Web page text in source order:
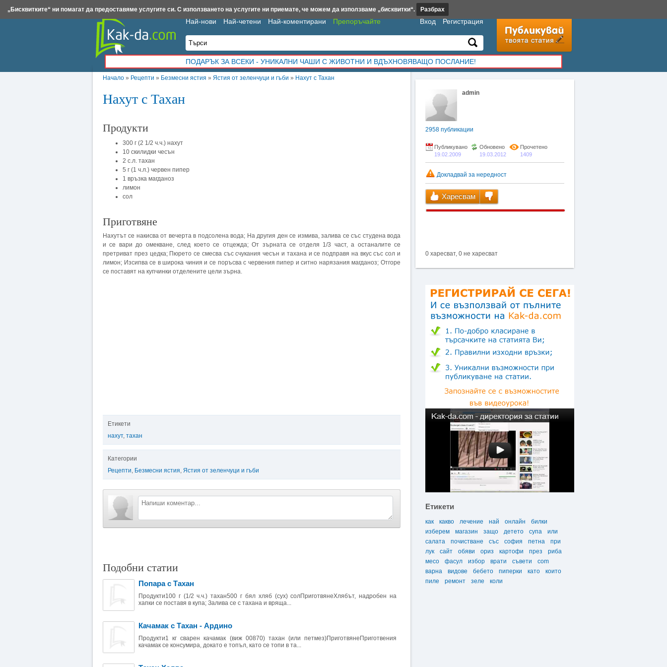
Начало » Рецепти » Безмесни ястия » Ястия от зеленчуци и гъби » Нахут с Тахан
Нахут с Тахан
Продукти
300 г (2 1/2 ч.ч.) нахут
10 скилидки чесън
2 с.л. тахан
5 г (1 ч.л.) червен пипер
1 връзка магданоз
лимон
сол
Приготвяне
Нахутът се накисва от вечерта в подсолена вода; На другия ден се измива, залива се със студена вода
и се вари до омекване, след което се отцежда; От зърната се отделя 1/3 част, а останалите се
претриват през цедка; Пюрето се смесва със счукания чесън и тахана и се подправя на вкус със сол и
лимон; Изсипва се в широка чиния и се поръсва с червения пипер и ситно нарязания магданоз; Отгоре
се поставят на купчинки отделените цели зърна.
Етикети
нахут, тахан
Категории
Рецепти, Безмесни ястия, Ястия от зеленчуци и гъби
Подобни статии
Попара с Тахан
Продукти100 г (1/2 ч.ч.) тахан500 г бял хляб (сух) солПриготвянеХлябът, надробен на
хапки се поставя в купа; Залива се с тахана и вряща...
Качамак с Тахан - Ардино
Продукти1 кг сварен качамак (виж 00870) тахан (или петмез)ПриготвянеПриготвения
качамак се консумира, докато е топъл, като се топи в та...
admin
2958 публикации
Публикувано
19.02.2009
Обновено
19.03.2012
Прочетено
1409
Докладвай за нередност
Харесвам
0 харесват, 0 не харесват
Етикети
как какво лечение най онлайн
билки
изберем
магазин защо детето супа
или
салата
почистване със софия петна
при
лук
сайт обяви ориз картофи през
риба
месо
фасул избор врати съвети
com
варна
видове бебето пиперки като
които
пиле
ремонт зеле коли
Най-нови Най-четени Най-коментирани Препоръчайте Вход Регистрация
ПОДАРЪК ЗА ВСЕКИ - УНИКАЛНИ ЧАШИ С ЖИВОТНИ И ВДЪХНОВЯВАЩО ПОСЛАНИЕ!
Insert.bg Framar.bg Kak-da.com Iztochnik.com BauBau.bg NewAge.bg
„Бисквитките“ ни помагат да предоставяме услугите си. С използването на услугите ни приемате, че можем да използваме „бисквитки“. Разбрах